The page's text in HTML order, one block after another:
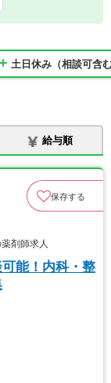
土日休み（相談可含
給与順
保存する
剤師求人
能！内科・整